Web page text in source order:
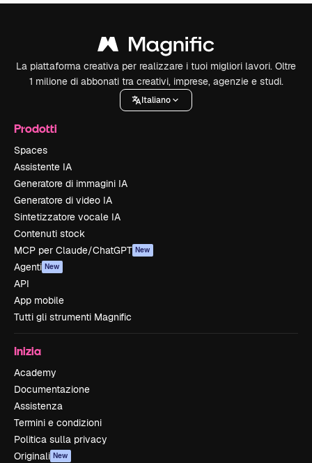
La piattaforma creativa per realizzare i tuoi migliori lavori. Oltre
1 milione di abbonati tra creativi, imprese, agenzie e studi.
Italiano
Prodotti
Spaces
Assistente IA
Generatore di immagini IA
Generatore di video IA
Sintetizzatore vocale IA
Contenuti stock
MCP per Claude/ChatGPT New
Agenti New
API
App mobile
Tutti gli strumenti Magnific
Inizia
Academy
Documentazione
Assistenza
Termini e condizioni
Politica sulla privacy
Originali New